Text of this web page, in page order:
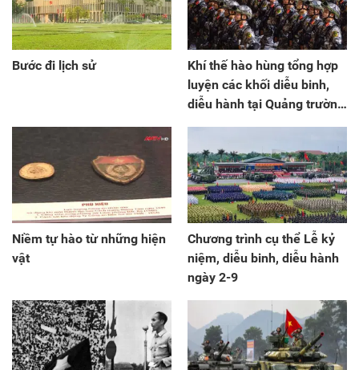
Bước đi lịch sử
Khí thế hào hùng tổng hợp
luyện các khối diễu binh,
diễu hành tại Quảng trường
Ba Đình
Niềm tự hào từ những hiện
vật
Chương trình cụ thể Lễ kỷ
niệm, diễu binh, diễu hành
ngày 2-9